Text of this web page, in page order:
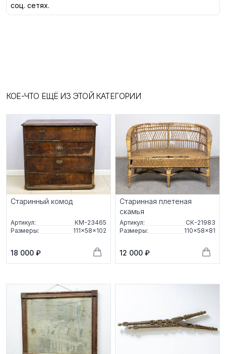
соц. сетях.
КОЕ-ЧТО ЕЩЁ ИЗ ЭТОЙ КАТЕГОРИИ
Старинный комод
Артикул:
КМ-23465
Размеры:
111×58×102
18 000 ₽
Старинная плетеная
скамья
Артикул:
СК-21983
Размеры:
110×58×81
12 000 ₽